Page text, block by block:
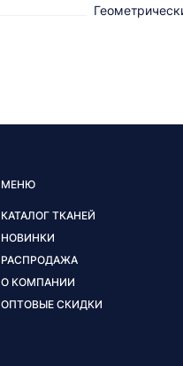
МЕНЮ
КАТАЛОГ ТКАНЕЙ
НОВИНКИ
РАСПРОДАЖА
О КОМПАНИИ
ОПТОВЫЕ СКИДКИ